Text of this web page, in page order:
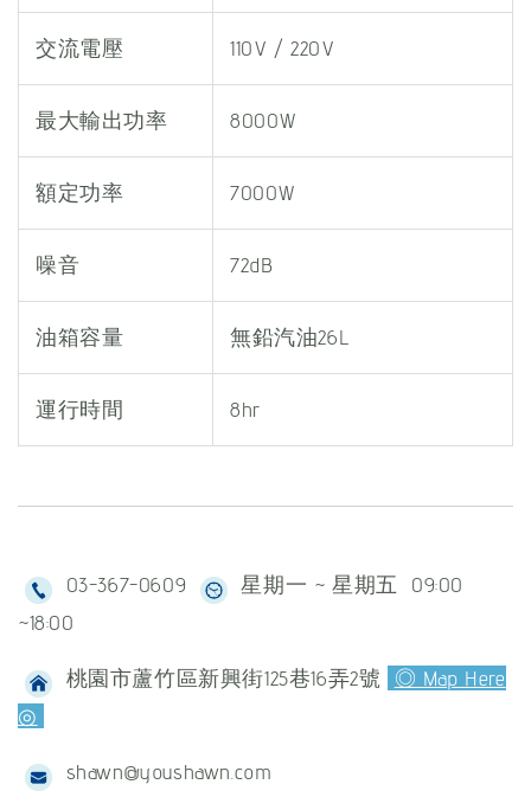
交流電壓 110V / 220V
最大輸出功率 8000W
額定功率 7000W
噪音 72dB
油箱容量 無鉛汽油26L
運行時間 8hr
03-367-0609
星期一 ~ 星期五 09:00
~18:00
桃園市蘆竹區新興街125巷16弄2號
◎ Map Here
◎
shawn@youshawn.com